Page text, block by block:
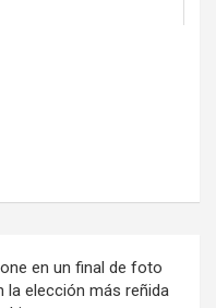
en un final de foto
la elección más reñida